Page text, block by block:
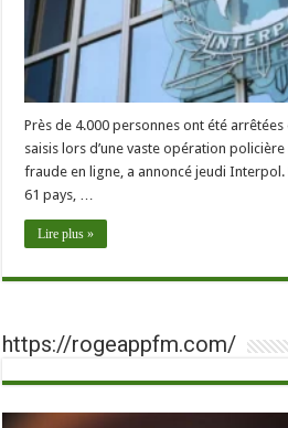
Près de 4.000 personnes ont été
saisis lors d’une vaste opération
fraude en ligne, a annoncé jeudi
61 pays, …
Lire plus »
https://rogeappfm.com/